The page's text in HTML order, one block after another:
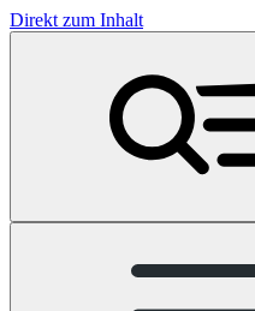
Direkt zum Inhalt